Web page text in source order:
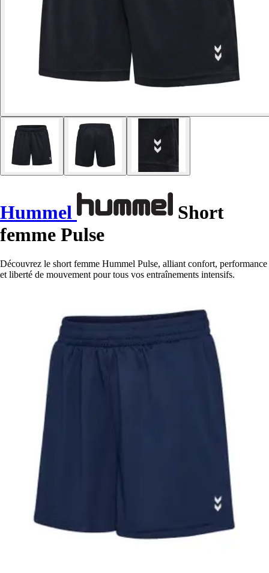
Hummel
Short
femme Pulse
Découvrez le short femme Hummel Pulse, alliant confort, performance
et liberté de mouvement pour tous vos entraînements intensifs.